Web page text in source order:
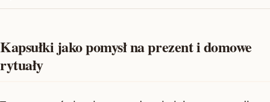
Kapsułki jako pomysł na prezent i domowe
rytuały